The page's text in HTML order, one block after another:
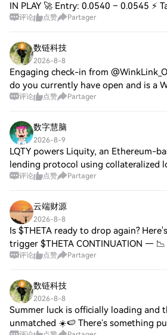
IN PLAY 🚀 Entry: 0.0540 – 0.0545 ⚡
/ 0.0600 🚀 Stop Loss: 0.0528 ⚠️ 📊
评论 点赞 Partager
数链科技
2026-8-8
Engaging check-in from
do you currently have open and is a
among them? This playful prompt
评论 点赞 Partager
数字慧脑
2026-8-9
LQTY powers Liquity, an Ethereum-
lending protocol using collateralized
Pool to backstop liquidations. With
评论 点赞 Partager
云端财源
2026-8-8
Is $THETA ready to drop again?
trigger $THETA CONTINUATION — 📉
59 | Volume $1.89M EMA20: $0.1341
评论 点赞 Partager
数链科技
2026-8-8
Summer luck is officially loading and
unmatched ☀️🍉 There’s something